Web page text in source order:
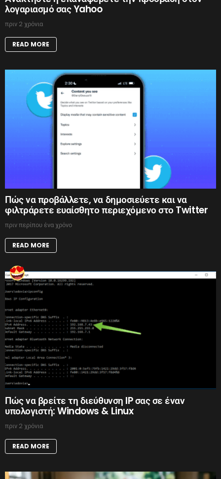
λογαριασμό σας Yahoo
πριν 2 χρόνια
READ MORE
Πώς να προβάλλετε, να δημοσιεύετε και να
φιλτράρετε ευαίσθητο περιεχόμενο στο Twitter
πριν περίπου ένα χρόνο
READ MORE
Πώς να βρείτε τη διεύθυνση IP σας σε έναν
υπολογιστή: Windows & Linux
πριν 2 χρόνια
READ MORE